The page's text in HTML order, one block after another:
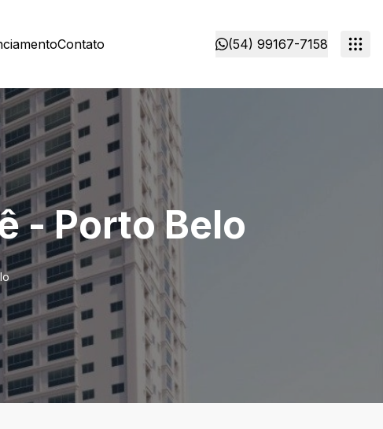
Contato (54) 99167-7158
- Porto Belo